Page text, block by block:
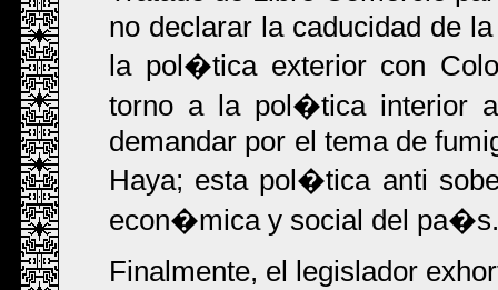
no declarar la caducidad de
la pol�tica exterior con
torno a la pol�tica interior
demandar por el tema de
Haya; esta pol�tica anti
econ�mica y social del pa�s.
Finalmente, el legislador